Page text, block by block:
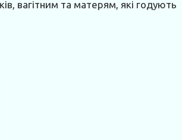
вагітним та матерям, які годують